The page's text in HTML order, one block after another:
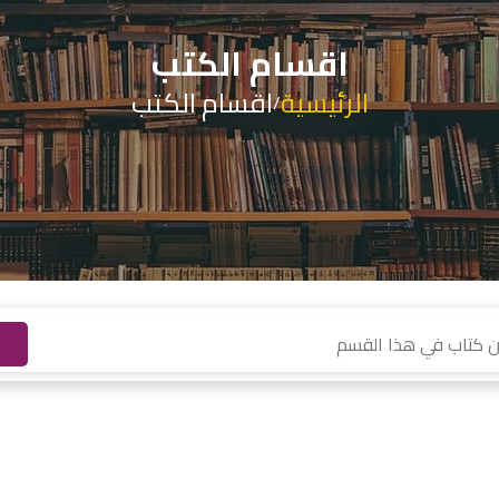
اقسام الكتب
الرئيسية/اقسام الكتب